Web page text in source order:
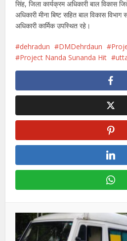
सिंह, जिला कार्यक्रम अधिकारी बाल विकास
अधिकारी मीना बिष्ट सहित बाल विकास विभाग
अधिकारी कार्मिक उपस्थित रहे।
dehradun DMDehrdaun
Project Nanda Sunanda Hit